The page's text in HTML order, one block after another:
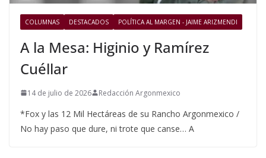
COLUMNAS DESTACADOS POLÍTICA AL MARGEN - JAIME ARIZMENDI
A la Mesa: Higinio y Ramírez
Cuéllar
14 de julio de 2026 Redacción Argonmexico
*Fox y las 12 Mil Hectáreas de su Rancho Argonmexico /
No hay paso que dure, ni trote que canse… A